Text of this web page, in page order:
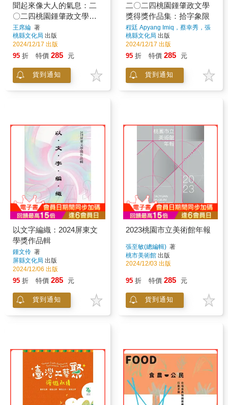
聞起來像大人的氣息：二
〇二四桃園鍾肇政文學獎
長篇小說正獎
王席綸 著
桃縣文化局 出版
2024/12/17 出版
95 折 特價 285 元
貨到通知
二〇二四桃園鍾肇政文學
獎得獎作品集：拾字象限
程廷 Apyang Imiq，蔡幸秀，張
秋寒，半覺羊，范亦昕，郭昱
沂，李紹基， ire，鄭丞鈞，葉宇
峰，謝迺岱，陳孟歆，劉金雄，
張智琦，陳有志著
桃縣文化局 出版
2024/12/17 出版
95 折 特價 285 元
貨到通知
以文字編織：2024屏東文
學獎作品輯
鍾文伶 著
屏縣文化局 出版
2024/12/06 出版
95 折 特價 285 元
貨到通知
2023桃園市立美術館年報
張至敏(總編輯)著
桃市美術館出版
2024/12/03 出版
95 折 特價 285 元
貨到通知